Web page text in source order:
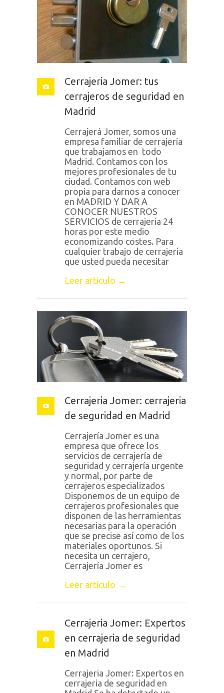
Cerrajeria Jomer: tus
cerrajeros de seguridad en
Madrid
Cerrajerá Jomer, somos una
empresa familiar de cerrajería
que trabajamos en todo
Madrid. Contamos con los
mejores profesionales de tu
ciudad. Contamos con web
propia para darnos a conocer
en MADRID Y DAR A
CONOCER NUESTROS
SERVICIOS de cerrajería 24
horas por este medio
economizando costes. Para
cualquier trabajo de cerrajería
que usted pueda necesitar
Leer artículo →
Cerrajeria Jomer: cerrajeria
de seguridad en Madrid
Cerrajería Jomer es una
empresa que ofrece los
servicios de cerrajería de
seguridad y cerrajería urgente
y normal, por parte de
cerrajeros especializados
Disponemos de un equipo de
cerrajeros profesionales que
disponen de las herramientas
necesarias para la operación
que se precise así como de los
materiales oportunos. Si
necesita un cerrajero,
Cerrajería Jomer es
Leer artículo →
Cerrajeria Jomer: Expertos
en cerrajeria de seguridad
en Madrid
Cerrajeria Jomer: Expertos en
cerrajeria de seguridad en